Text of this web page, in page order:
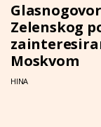
Zelenskog
Moskvom
HINA